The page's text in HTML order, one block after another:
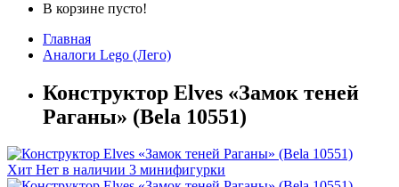
В корзине пусто!
Главная
Аналоги Lego (Лего)
Конструктор Elves «Замок теней
Раганы» (Bela 10551)
Хит Нет в наличии 3 минифигурки